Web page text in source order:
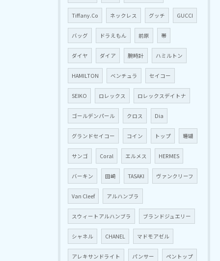
Tiffany.Co ネックレス グッチ GUCCI
バッグ ドラえもん 前原 帯
ダイヤ ダイア 腕時計 ハミルトン
HAMILTON ベンチュラ セイコー
SEIKO ロレックス ロレックスデイトナ
ゴールデンパール クロス Dia
グランドセイコー コイン トップ 珊瑚
サンゴ Coral エルメス HERMES
バーキン 田崎 TASAKI ヴァンクリーフ
Van Cleef アルハンブラ
スウィートアルハンブラ ブランドジュエリー
シャネル CHANEL マドモアゼル
アレキサンドライト パンサー ペントップ